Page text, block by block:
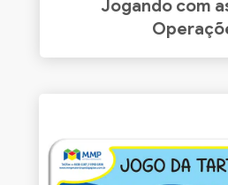
Jogando com